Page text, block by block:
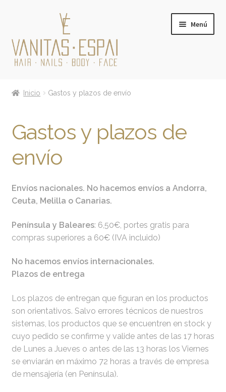
la
navegación
contenido
Menú
TARJETA REGALO
CONÓCENOS
CONTACTO
Inicio Gastos y plazos de envío
Gastos y plazos de
envío
Envíos nacionales. No hacemos envíos a Andorra,
Ceuta, Melilla o Canarias.
Península y Baleares: 6,50€, portes gratis para
compras superiores a 60€ (IVA incluido)
No hacemos envíos internacionales.
Plazos de entrega
Los plazos de entregan que figuran en los productos
son orientativos. Salvo errores técnicos de nuestros
sistemas, los productos que se encuentren en stock y
cuyo pedido se confirme y valide antes de las 17 horas
de Lunes a Jueves o antes de las 13 horas los Viernes
se enviarán en máximo 72 horas a través de empresa
de mensajería (en Península).